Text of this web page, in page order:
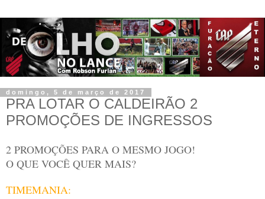
domingo, 5 de março de 2017
PRA LOTAR O CALDEIRÃO 2
PROMOÇÕES DE INGRESSOS
2 PROMOÇÕES PARA O MESMO JOGO!
O QUE VOCÊ QUER MAIS?
TIMEMANIA: